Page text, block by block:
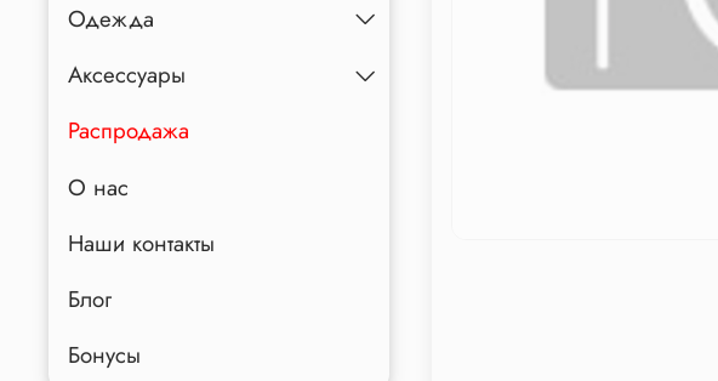
Одежда
Аксессуары
Распродажа
О нас
Наши контакты
Блог
Бонусы